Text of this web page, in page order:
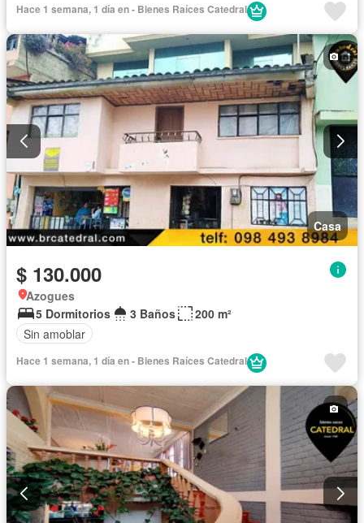
Hace 1 semana, 1 día en - Bienes Raíces Catedral
Casa
$ 130.000
Azogues
5 Dormitorios
3 Baños
200 m²
Sin amoblar
Hace 1 semana, 1 día en - Bienes Raíces Catedral